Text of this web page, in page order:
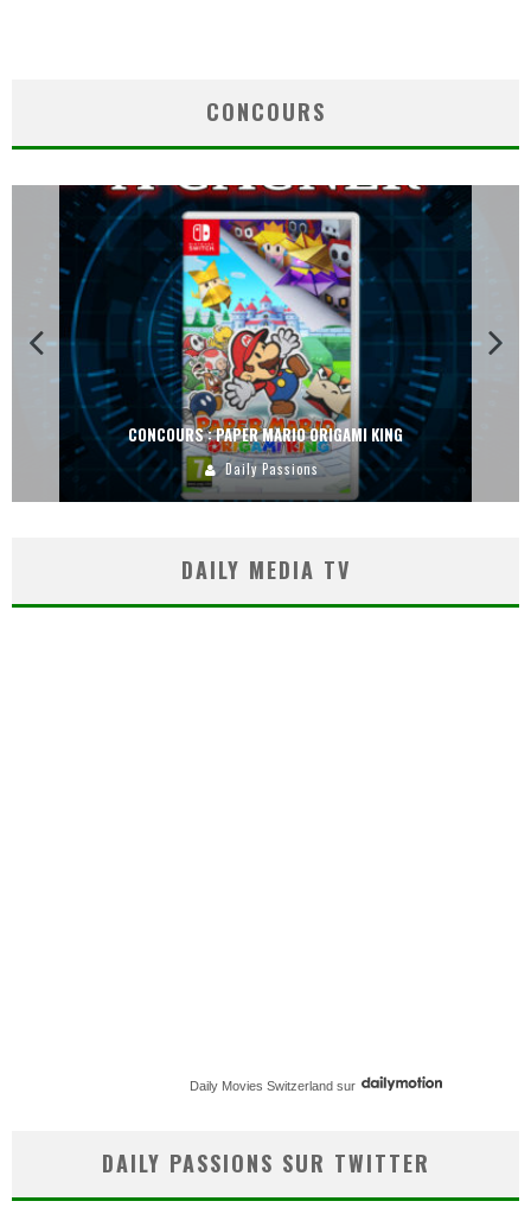
CONCOURS
CONCOURS : PAPER MARIO ORIGAMI KING
Daily Passions
DAILY MEDIA TV
Daily Movies Switzerland sur
DAILY PASSIONS SUR TWITTER